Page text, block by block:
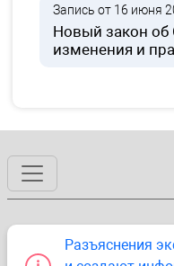
Запись от 16 июня
Новый закон
изменения и
Разъяснения